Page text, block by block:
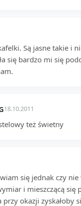
Są jasne takie i
się bardzo mi się
18.10.2011
też świetny
się jednak czy
i mieszczącą się
przy okazji zyskałoby